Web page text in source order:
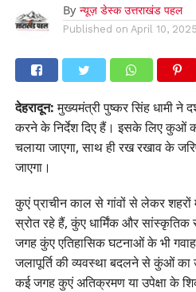
By न्यूज़ डेस्क उत्तराखंड पहल
Published on April 10, 2025
देहरादून:मुख्यमंत्री पुष्कर सिंह धामी ने
करने के निर्देश दिए हैं। इसके लिए कुओं
चलाया जाएगा, साथ ही रख रखाव के
जाएगा।
कुएं प्राचीन काल से गांवों से लेकर
स्रोत रहे हैं, कुंए धार्मिंक और सांस्कृतिक
जगह कुंए एतिहासिक घटनाओं के भी
जलापूर्ति की व्यवस्था बदलने से कुंओं का
कई जगह कुएं अतिक्रमण या उपेक्षा के